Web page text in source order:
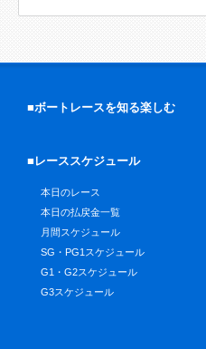
■ボートレースを知る楽しむ
■レーススケジュール
本日のレース
本日の払戻金一覧
月間スケジュール
SG・PG1スケジュール
G1・G2スケジュール
G3スケジュール